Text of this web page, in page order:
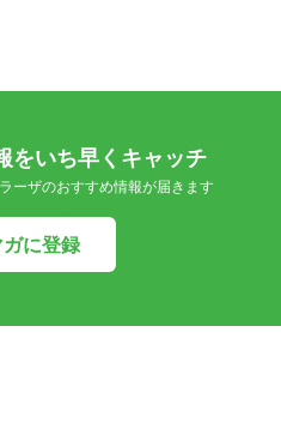
をいち早くキャッチ
ーザのおすすめ情報が届きます
ガに登録